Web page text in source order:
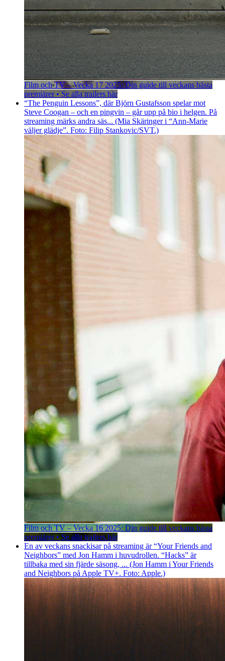
Film och TV – Vecka 17 2025: Din guide till veckans bästa
premiärer • Se alla trailers här
“The Penguin Lessons”, där Björn Gustafsson spelar mot
Steve Coogan – och en pingvin – går upp på bio i helgen. På
streaming märks andra säs... (Mia Skäringer i “Ann-Marie
väljer glädje”. Foto: Filip Stankovic/SVT.)
Film och TV – Vecka 16 2025: Din guide till veckans bästa
premiärer • Se alla trailers här
En av veckans snackisar på streaming är “Your Friends and
Neighbors” med Jon Hamm i huvudrollen. “Hacks” är
tillbaka med sin fjärde säsong, ... (Jon Hamm i Your Friends
and Neighbors på Apple TV+. Foto: Apple.)